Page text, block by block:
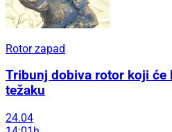
Rotor zapad
Tribunj dobiva rotor koji će
težaku
24.04